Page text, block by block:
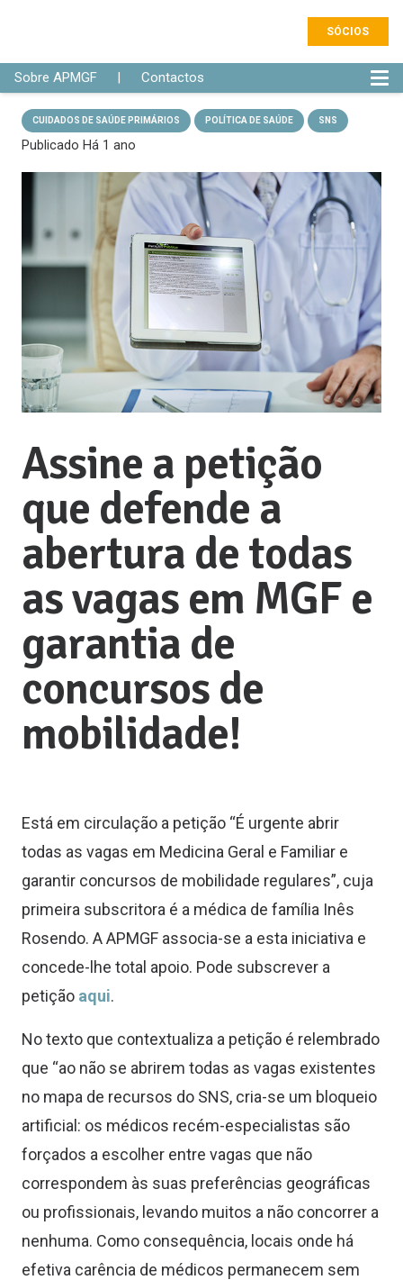
SÓCIOS
Sobre APMGF | Contactos
CUIDADOS DE SAÚDE PRIMÁRIOS POLÍTICA DE SAÚDE SNS
Publicado Há 1 ano
Assine a petição
que defende a
abertura de todas
as vagas em MGF e
garantia de
concursos de
mobilidade!
Está em circulação a petição “É urgente abrir
todas as vagas em Medicina Geral e Familiar e
garantir concursos de mobilidade regulares”, cuja
primeira subscritora é a médica de família Inês
Rosendo. A APMGF associa-se a esta iniciativa e
concede-lhe total apoio. Pode subscrever a
petição aqui.
No texto que contextualiza a petição é relembrado
que “ao não se abrirem todas as vagas existentes
no mapa de recursos do SNS, cria-se um bloqueio
artificial: os médicos recém-especialistas são
forçados a escolher entre vagas que não
correspondem às suas preferências geográficas
ou profissionais, levando muitos a não concorrer a
nenhuma. Como consequência, locais onde há
efetiva carência de médicos permanecem sem